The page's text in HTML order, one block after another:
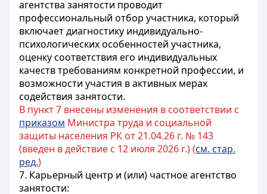
агентства занятости проводит
профессиональный отбор участника, который
включает диагностику индивидуально-
психологических особенностей участника,
оценку соответствия его индивидуальных
качеств требованиям конкретной профессии, и
возможности участия в активных мерах
содействия занятости.
В пункт 7 внесены изменения в соответствии с
приказом Министра труда и социальной
защиты населения РК от 21.04.26 г. № 143
(введен в действие c 12 июля 2026 г.) (см. стар.
ред.)
7. Карьерный центр и (или) частное агентство
занятости: